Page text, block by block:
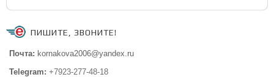
ПИШИТЕ, ЗВОНИТЕ!
Почта: kornakova2006@yandex.ru
Telegram: +7923-277-48-18